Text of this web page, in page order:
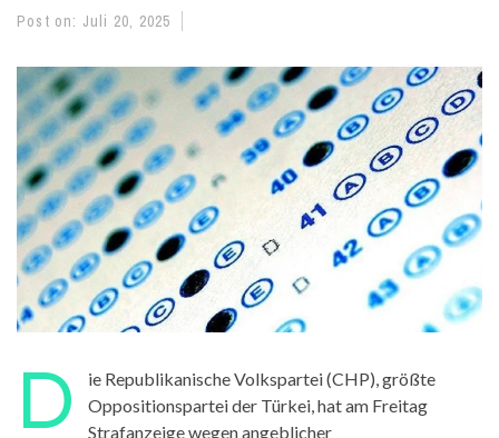
Post on: Juli 20, 2025
D
ie Republikanische Volkspartei (CHP), größte
Oppositionspartei der Türkei, hat am Freitag
Strafanzeige wegen angeblicher